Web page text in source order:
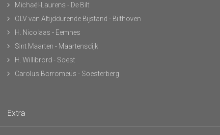
Michaël-Laurens - De Bilt
OLV van Altijddurende Bijstand - Bilthoven
H. Nicolaas - Eemnes
Sint Maarten - Maartensdijk
H. Willibrord - Soest
Carolus Borromeüs - Soesterberg
Extra